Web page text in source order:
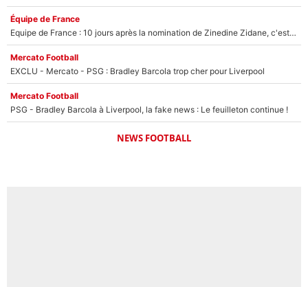
Équipe de France
Equipe de France : 10 jours après la nomination de Zinedine Zidane, c'est au tour de son fils de prendre un nouveau départ !
Mercato Football
EXCLU - Mercato - PSG : Bradley Barcola trop cher pour Liverpool
Mercato Football
PSG - Bradley Barcola à Liverpool, la fake news : Le feuilleton continue !
NEWS FOOTBALL